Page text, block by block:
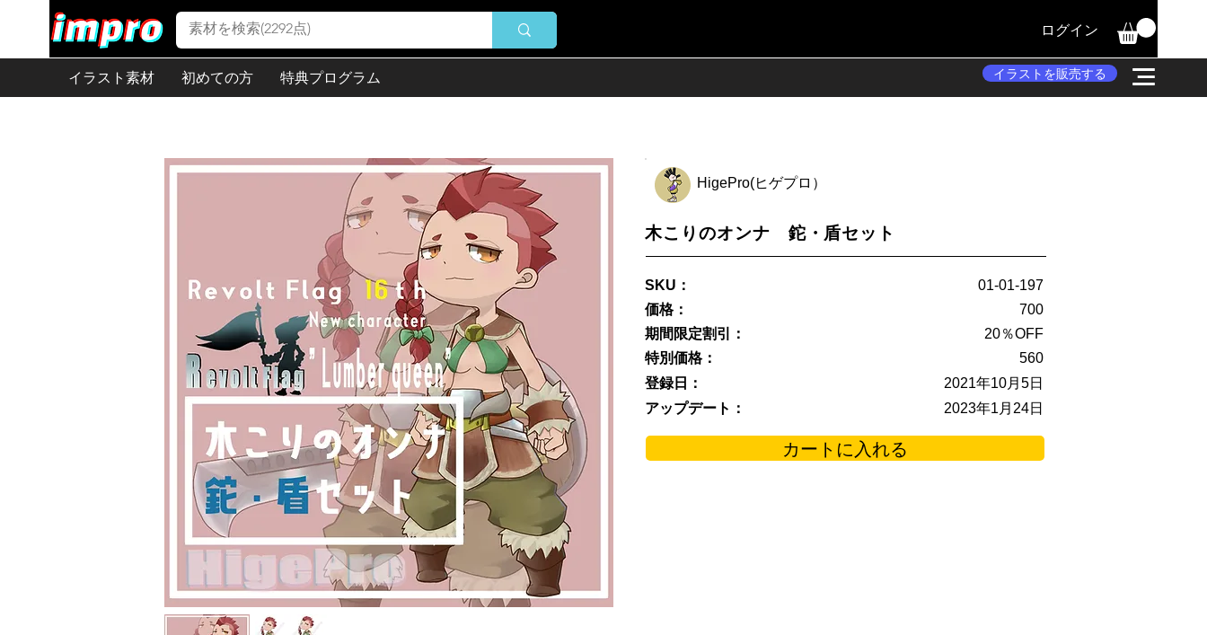
ログイン
イラスト素材 初めての方 特典プログラム イラストを販売する
HigePro(ヒゲプロ）
木こりのオンナ 鉈・盾セット
SKU：
01-01-197
価格：
700
期間限定割引：
20％OFF
特別価格：
560
登録日：
2021年10月5日
アップデート：
2023年1月24日
カートに入れる